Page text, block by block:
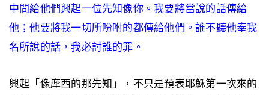
中間給他們興起一位先知像你。我要將當說的話傳給
他；他要將我一切所吩咐的都傳給他們。誰不聽他奉我
名所說的話，我必討誰的罪。
興起「像摩西的那先知」，不只是預表耶穌第一次來的